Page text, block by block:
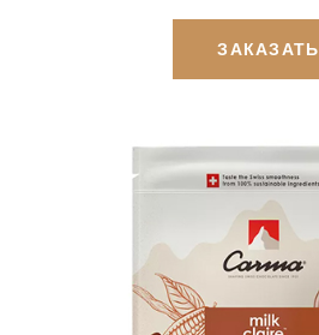
ЗАКАЗАТЬ